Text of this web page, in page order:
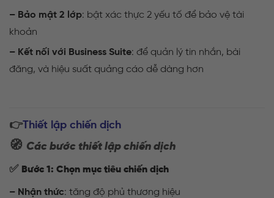
– Bảo mật 2 lớp: bật xác thực 2 yếu tố để bảo vệ tài
khoản
– Kết nối với Business Suite: để quản lý tin nhắn, bài
đăng, và hiệu suất quảng cáo dễ dàng hơn
👉Thiết lập chiến dịch
🧭 Các bước thiết lập chiến dịch
✅ Bước 1: Chọn mục tiêu chiến dịch
– Nhận thức: tăng độ phủ thương hiệu